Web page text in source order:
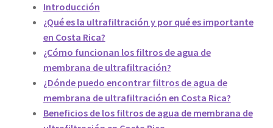
Introducción
¿Qué es la ultrafiltración y por qué es importante
en Costa Rica?
¿Cómo funcionan los filtros de agua de
membrana de ultrafiltración?
¿Dónde puedo encontrar filtros de agua de
membrana de ultrafiltración en Costa Rica?
Beneficios de los filtros de agua de membrana de